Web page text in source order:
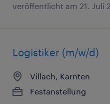
veröffentlicht am 21. Juli
Logistiker (m/w/d)
Villach, Karnten
Festanstellung